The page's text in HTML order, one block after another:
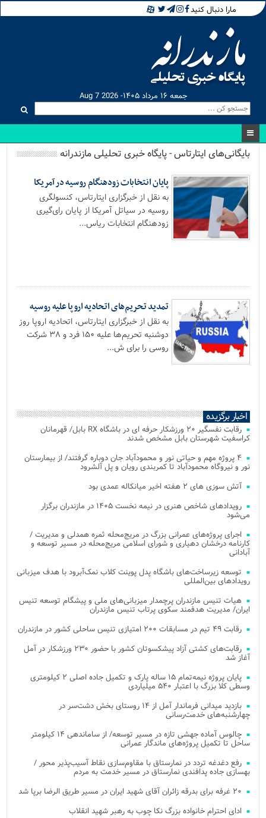
مارا دنبال کنید
جمعه ۱۶ مرداد ۱۴۰۵- Aug 7 2026
بایگانی‌های ایتارتاس - پایگاه خبری تحلیلی مازندرانه
پایان انتخابات زودهنگام روسیه در آمریکا
به نقل از خبرگزاری ایتارتاس، کنسولگری
روسیه در سیاتل آمریکا از پایان رای‌گیری
زودهنگام انتخابات ریاس...
تمدید تحریم‌های اتحادیه اروپا علیه روسیه
به نقل از خبرگزاری ایتارتاس، اتحادیه اروپا روز
دوشنبه تحریم‌ها علیه ۱۵۰ فرد و ۳۸ شرکت
روسی را برای ش...
اخبار برگزیده
رقابت نفسگیر ۲۰ ورزشکار حرفه ای در باشگاه RX بابل/ قهرمانان
کراسفیت شهرستان بابل مشخص شدند
۴ پروژه مهم و حیاتی نور و محمودآباد جان دوباره گرفتند/ از بیمارستان
نور و نیروگاه محمودآباد تا کمربندی رویان و پل آلشرود
آتش‌ سوزی‌ های ۲ هفته اخیر میانکاله عمدی بود
رویدادهای شاخص هنری در نیمه نخست ۱۴۰۵ در مازندران برگزار
می‌شود
اجرای پروژه‌های عمرانی بزرگ در مریج‌محله ثمره همدلی و مدیریت /
کارنامه درخشان دهیاری و شورای اسلامی مریج‌محله در مسیر توسعه و
آبادانی
توسعه زیرساخت‌های باشگاه پدل پوینت کلاب نمک‌آبرود با هدف میزبانی
رویدادهای بین‌المللی
هیات تنیس مازندران پرچمدار میزبانی‌های ملی و پیشگام توسعه تنیس
ایران/ مدیریت هدفمند سکوی پرتاب تنیس مازندران
رقابت ۴۹ تیم در مسابقات ۲۰۰ امتیازی تنیس ساحلی کشور در مازندران
رقابت‌های کشتی آزاد پیشکسوتان کشور با حضور ۲۳۰ ورزشکار در آمل
آغاز شد
پایان پروژه نیمه‌تمام ۱۵ ساله پارک و تکمیل جاده اصلی ۲ کیلومتری
وسطی کلا بزرگ با اعتبار ۵۴۰ میلیاردی
بازدید میدانی فرماندار آمل از ۱۴ روستای بخش دشت‌سر در
چهارشنبه‌های خدمت‌رسانی
چالوس آماده جهشی تازه در مسیر توسعه/ از ساماندهی ۱۴ کیلومتر
ساحل تا تکمیل پروژه‌های ماندگار عمرانی
رفع دغدغه تردد در نمارستاق با مقاوم‌سازی نقاط آسیب‌پذیر محور /
بهسازی جاده پدافندی نمارستاق در مسیر خدمت به مردم
۲۰ غرفه برای بدرقه زائران آقای شهید ایران در مسیر طریق الرضا برپا شد
ادای احترام خانواده بزرگ نکا چوب به رهبر شهید انقلاب